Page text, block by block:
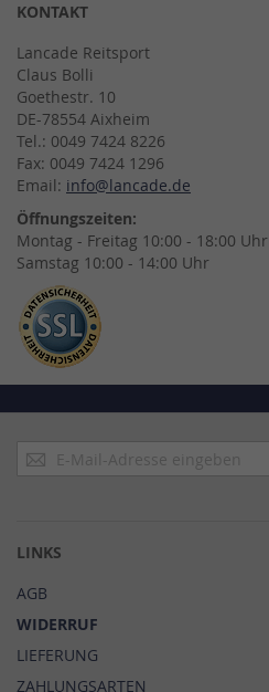
KONTAKT
Lancade Reitsport
Claus Bolli
Goethestr. 10
DE-78554 Aixheim
Tel.: 0049 7424 8226
Fax: 0049 7424 1296
Email: info@lancade.de
Öffnungszeiten:
Montag - Freitag 10:00 - 18:00 Uhr
Samstag 10:00 - 14:00 Uhr
Anmeldung
zum
LINKS
AGB
WIDERRUF
LIEFERUNG
ZAHLUNGSARTEN